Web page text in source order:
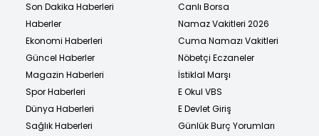
Son Dakika Haberleri
Haberler
Ekonomi Haberleri
Güncel Haberler
Magazin Haberleri
Spor Haberleri
Dünya Haberleri
Sağlık Haberleri
Canlı Borsa
Namaz Vakitleri 2026
Cuma Namazı Vakitleri
Nöbetçi Eczaneler
İstiklal Marşı
E Okul VBS
E Devlet Giriş
Günlük Burç Yorumları